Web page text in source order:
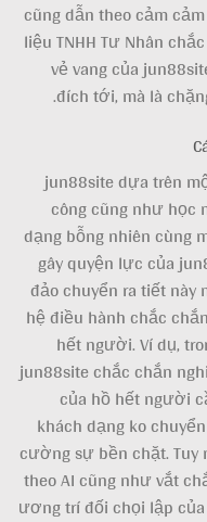
cũng dẫn theo cảm
liệu TNHH Tư Nhân
vẻ vang của
đích tới, mà là
jun88site dựa trên
công cũng như học
dạng bỗng nhiên cùng
gây quyện lực của
đảo chuyển ra tiết này
hệ điều hành chắc
hết người. Ví dụ,
jun88site chắc chắn
của hồ hết người
khách dạng ko
cường sự bền chặt. Tuy
theo AI cũng như vắt
ương trí đối chọi lập